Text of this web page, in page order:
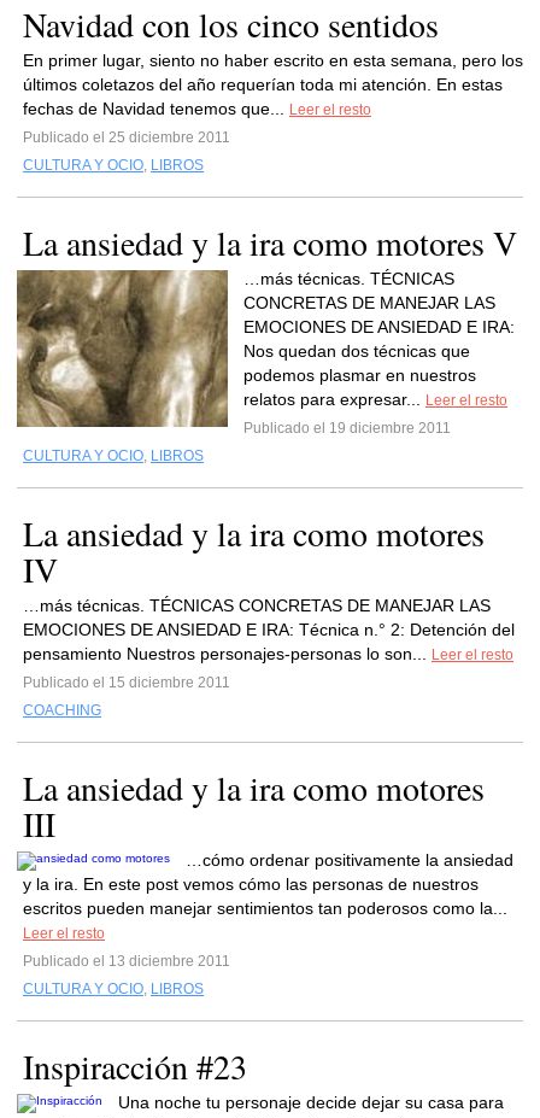
Navidad con los cinco sentidos
En primer lugar, siento no haber escrito en esta semana, pero los
últimos coletazos del año requerían toda mi atención. En estas
fechas de Navidad tenemos que...
Leer el resto
Publicado el 25 diciembre 2011
CULTURA Y OCIO, LIBROS
La ansiedad y la ira como motores V
…más técnicas. TÉCNICAS
CONCRETAS DE MANEJAR LAS
EMOCIONES DE ANSIEDAD E IRA:
Nos quedan dos técnicas que
podemos plasmar en nuestros
relatos para expresar...
Leer el resto
Publicado el 19 diciembre 2011
CULTURA Y OCIO, LIBROS
La ansiedad y la ira como motores
IV
…más técnicas. TÉCNICAS CONCRETAS DE MANEJAR LAS
EMOCIONES DE ANSIEDAD E IRA: Técnica n.° 2: Detención del
pensamiento Nuestros personajes-personas lo son...
Leer el resto
Publicado el 15 diciembre 2011
COACHING
La ansiedad y la ira como motores
III
…cómo ordenar positivamente la ansiedad
y la ira. En este post vemos cómo las personas de nuestros
escritos pueden manejar sentimientos tan poderosos como la...
Leer el resto
Publicado el 13 diciembre 2011
CULTURA Y OCIO, LIBROS
Inspiracción #23
Una noche tu personaje decide dejar su casa para